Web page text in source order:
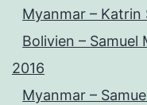
Myanmar –
Bolivien – Samuel
2016
Myanmar –